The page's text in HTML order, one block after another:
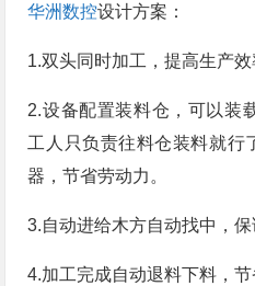
华洲数控设计方案：
1.双头同时加工，提高生产效
2.设备配置装料仓，可以装
工人只负责往料仓装料就行
器，节省劳动力。
3.自动进给木方自动找中，保
4.加工完成自动退料下料，节